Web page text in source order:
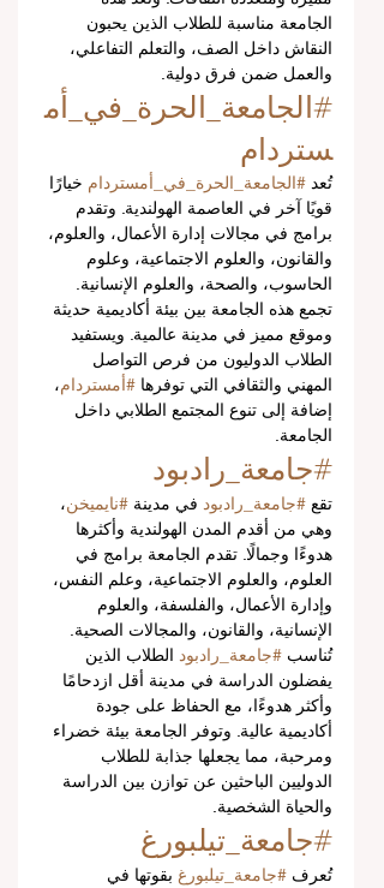
الجامعة مناسبة للطلاب الذين يحبون
النقاش داخل الصف، والتعلم التفاعلي،
والعمل ضمن فرق دولية.
#الجامعة_الحرة_في_أم
ستردام
تُعد #الجامعة_الحرة_في_أمستردام خيارًا
قويًا آخر في العاصمة الهولندية. وتقدم
برامج في مجالات إدارة الأعمال، والعلوم،
والقانون، والعلوم الاجتماعية، وعلوم
الحاسوب، والصحة، والعلوم الإنسانية.
تجمع هذه الجامعة بين بيئة أكاديمية حديثة
وموقع مميز في مدينة عالمية. ويستفيد
الطلاب الدوليون من فرص التواصل
المهني والثقافي التي توفرها #أمستردام،
إضافة إلى تنوع المجتمع الطلابي داخل
الجامعة.
#جامعة_رادبود
تقع #جامعة_رادبود في مدينة #نايميخن،
وهي من أقدم المدن الهولندية وأكثرها
هدوءًا وجمالًا. تقدم الجامعة برامج في
العلوم، والعلوم الاجتماعية، وعلم النفس،
وإدارة الأعمال، والفلسفة، والعلوم
الإنسانية، والقانون، والمجالات الصحية.
تُناسب #جامعة_رادبود الطلاب الذين
يفضلون الدراسة في مدينة أقل ازدحامًا
وأكثر هدوءًا، مع الحفاظ على جودة
أكاديمية عالية. وتوفر الجامعة بيئة خضراء
ومرحبة، مما يجعلها جذابة للطلاب
الدوليين الباحثين عن توازن بين الدراسة
والحياة الشخصية.
#جامعة_تيلبورغ
تُعرف #جامعة_تيلبورغ بقوتها في